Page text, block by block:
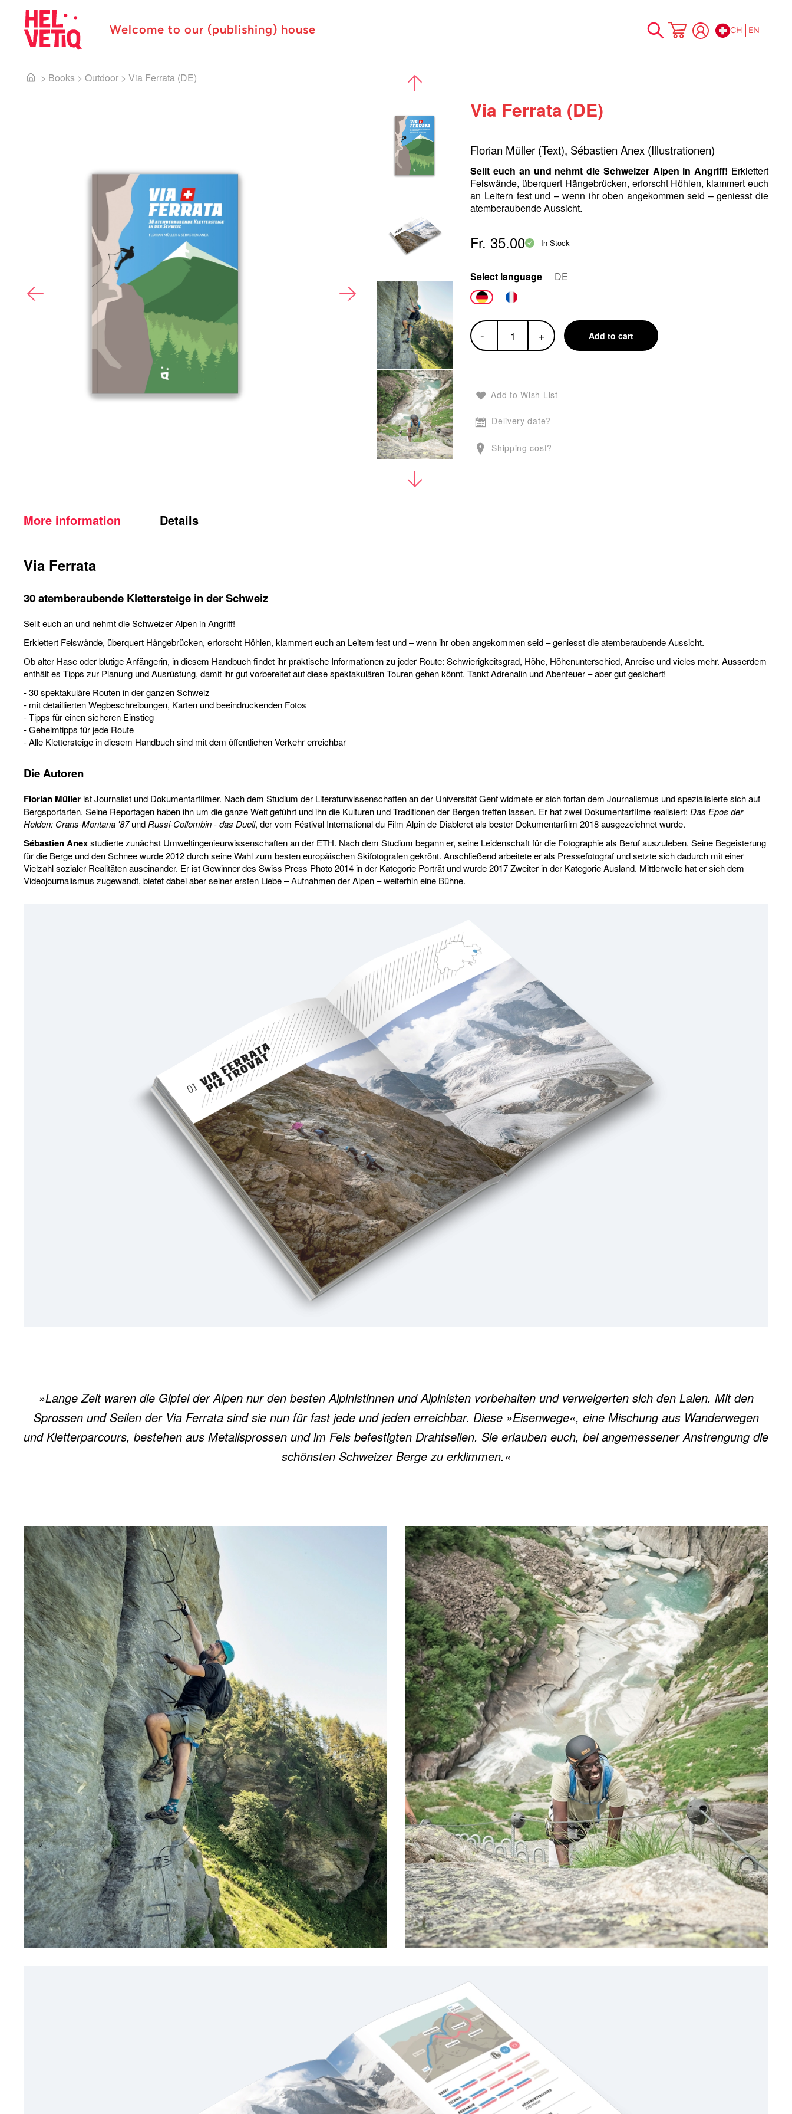
Welcome to our (publishing) house
Skip
CH EN
> Books > Outdoor > Via Ferrata (DE)
Via Ferrata (DE)
Florian Müller (Text), Sébastien Anex (Illustrationen)
Seilt euch an und nehmt die Schweizer Alpen in Angriff! Erklettert
Felswände, überquert Hängebrücken, erforscht Höhlen, klammert euch
an Leitern fest und – wenn ihr oben angekommen seid – geniesst die
atemberaubende Aussicht.
Fr. 35.00 In Stock
Select language DE
- + Add to cart
Add to Wish List
Delivery date?
Shipping cost?
More information
Via Ferrata
30 atemberaubende Klettersteige in der Schweiz
Seilt euch an und nehmt die Schweizer Alpen in Angriff!
Erklettert Felswände, überquert Hängebrücken, erforscht Höhlen, klammert euch an Leitern fest und – wenn ihr oben angekommen seid – geniesst die atemberaubende Aussicht.
Ob alter Hase oder blutige Anfängerin, in diesem Handbuch findet ihr praktische Informationen zu jeder Route: Schwierigkeitsgrad, Höhe, Höhenunterschied, Anreise und vieles mehr. Ausserdem
enthält es Tipps zur Planung und Ausrüstung, damit ihr gut vorbereitet auf diese spektakulären Touren gehen könnt. Tankt Adrenalin und Abenteuer – aber gut gesichert!
- 30 spektakuläre Routen in der ganzen Schweiz
- mit detaillierten Wegbeschreibungen, Karten und beeindruckenden Fotos
- Tipps für einen sicheren Einstieg
- Geheimtipps für jede Route
- Alle Klettersteige in diesem Handbuch sind mit dem öffentlichen Verkehr erreichbar
Die Autoren
Florian Müllerist Journalist und Dokumentarfilmer. Nach dem Studium der Literaturwissenschaften an der Universität Genf widmete er sich fortan dem Journalismus und spezialisierte sich auf
Bergsportarten. Seine Reportagen haben ihn um die ganze Welt geführt und ihn die Kulturen und Traditionen der Bergen treffen lassen. Er hat zwei Dokumentarfilme realisiert: Das Epos der
Helden: Crans-Montana '87undRussi-Collombin - das Duell, der vom Féstival International du Film Alpin de Diableret als bester Dokumentarfilm 2018 ausgezeichnet wurde.
Sébastien Anexstudierte zunächst Umweltingenieurwissenschaften an der ETH. Nach dem Studium begann er, seine Leidenschaft für die Fotographie als Beruf auszuleben. Seine Begeisterung
für die Berge und den Schnee wurde 2012 durch seine Wahl zum besten europäischen Skifotografen gekrönt. Anschließend arbeitete er als Pressefotograf und setzte sich dadurch mit einer
Vielzahl sozialer Realitäten auseinander. Er ist Gewinner des Swiss Press Photo 2014 in der Kategorie Porträt und wurde 2017 Zweiter in der Kategorie Ausland. Mittlerweile hat er sich dem
Videojournalismus zugewandt, bietet dabei aber seiner ersten Liebe – Aufnahmen der Alpen – weiterhin eine Bühne.
Details
»Lange Zeit waren die Gipfel der Alpen nur den besten Alpinistinnen und Alpinisten vorbehalten und verweigerten sich den Laien. Mit den
Sprossen und Seilen der Via Ferrata sind sie nun für fast jede und jeden erreichbar. Diese »Eisenwege«, eine Mischung aus Wanderwegen
und Kletterparcours, bestehen aus Metallsprossen und im Fels befestigten Drahtseilen. Sie erlauben euch, bei angemessener Anstrengung die
schönsten Schweizer Berge zu erklimmen.«